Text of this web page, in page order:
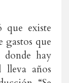
que existe
gastos que
donde hay
lleva años